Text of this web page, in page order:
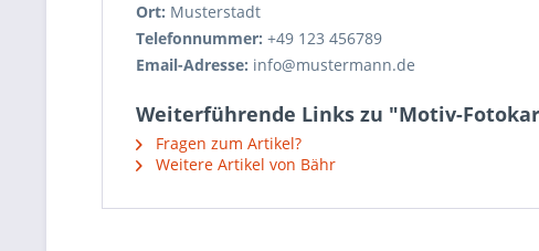
Ort: Musterstadt
Telefonnummer: +49 123 456789
Email-Adresse: info@mustermann.de
Weiterführende Links zu "Motiv-
Fragen zum Artikel?
Weitere Artikel von Bähr